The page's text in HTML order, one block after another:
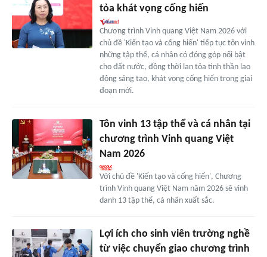
tỏa khát vọng cống hiến
Chương trình Vinh quang Việt Nam 2026 với
chủ đề 'Kiến tạo và cống hiến' tiếp tục tôn vinh
những tập thể, cá nhân có đóng góp nổi bật
cho đất nước, đồng thời lan tỏa tinh thần lao
động sáng tạo, khát vọng cống hiến trong giai
đoạn mới.
Tôn vinh 13 tập thể và cá nhân tại
chương trình Vinh quang Việt
Nam 2026
Với chủ đề 'Kiến tạo và cống hiến', Chương
trình Vinh quang Việt Nam năm 2026 sẽ vinh
danh 13 tập thể, cá nhân xuất sắc.
Lợi ích cho sinh viên trường nghề
từ việc chuyển giao chương trình